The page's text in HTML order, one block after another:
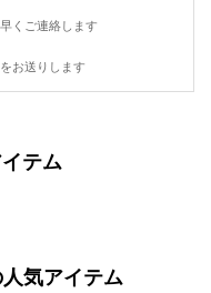
くご連絡します
お送りします
テム
気アイテム